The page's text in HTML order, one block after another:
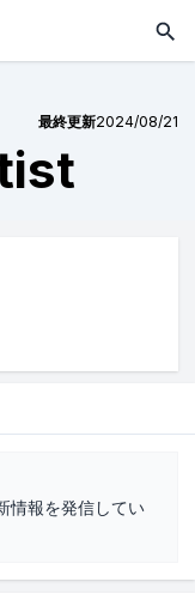
最終更新2024/08/21
情報を発信してい